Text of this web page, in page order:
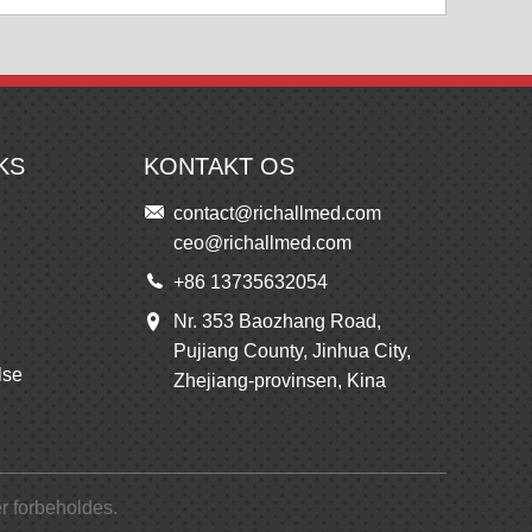
KONTAKT OS
contact@richallmed.com
ceo@richallmed.com
+86 13735632054
Nr. 353 Baozhang Road,
Pujiang County, Jinhua City,
Zhejiang-provinsen, Kina
forbeholdes.